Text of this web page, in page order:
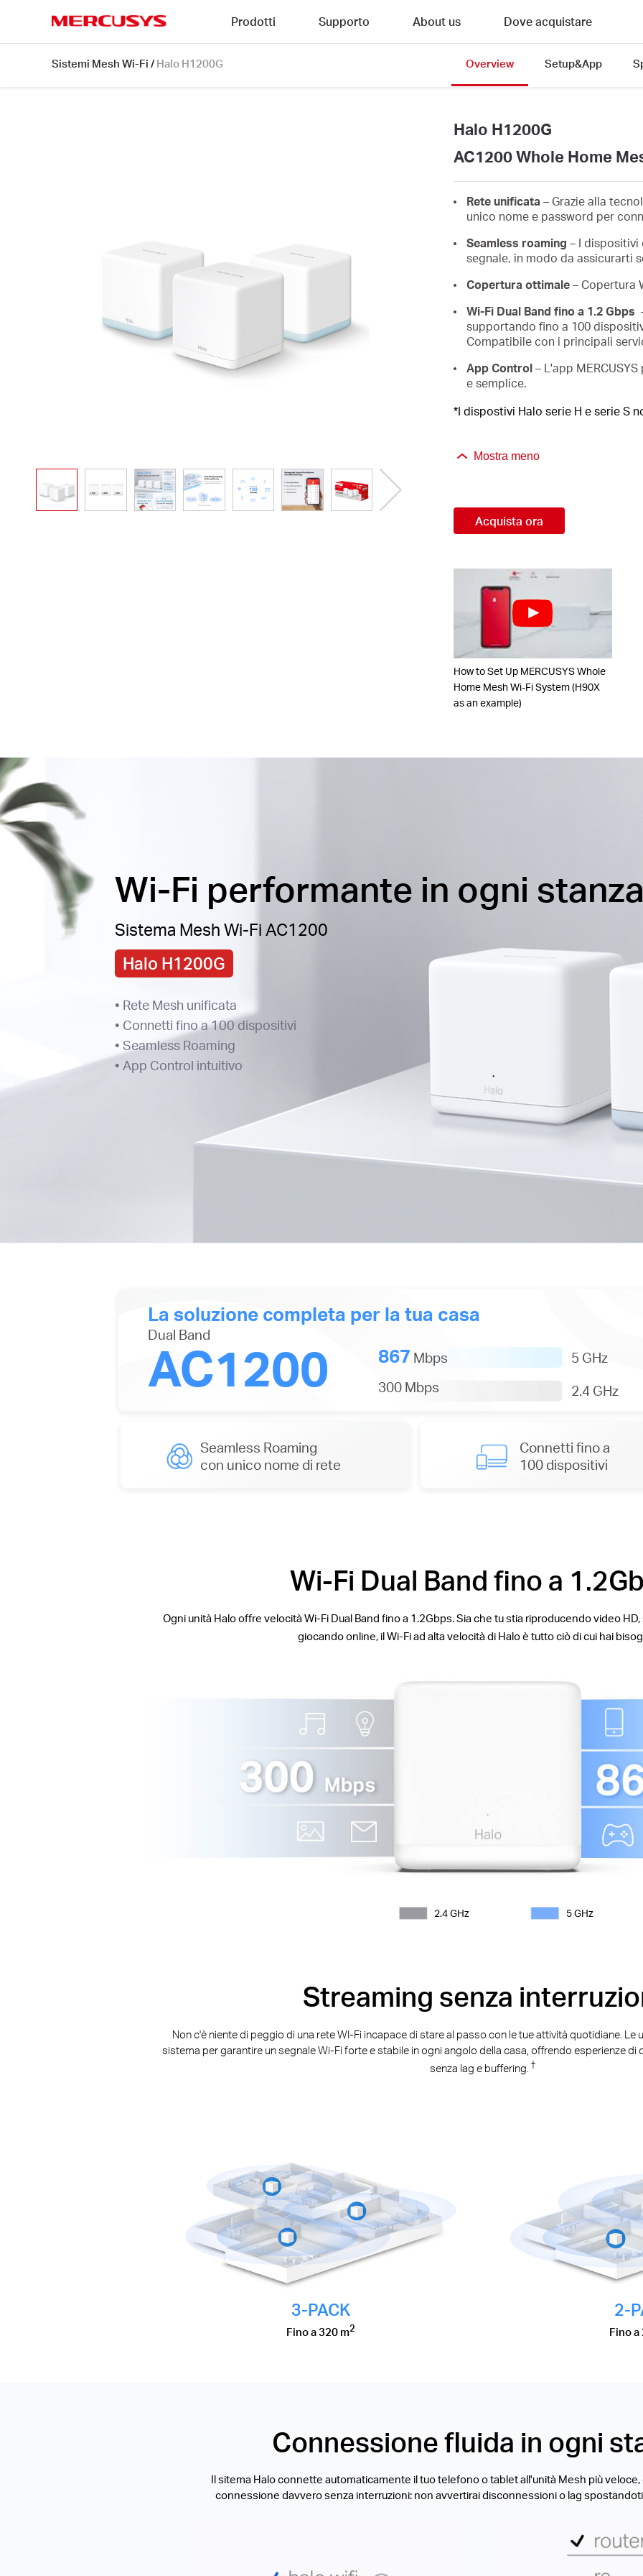
Prodotti Supporto About us Dove acquistare
Sistemi Mesh Wi-Fi / Halo H1200G Overview Setup&App
Halo H1200G
AC1200 Whole Home
Rete unificata – Grazie alla
unico nome e password per
Seamless roaming – I dispositivi
segnale, in modo da assicurarti
Copertura ottimale– Copertura
Wi-Fi Dual Band fino a 1.2 Gbps
supportando fino a 100
Compatibile con i principali
App Control– L'app
e semplice.
*I dispostivi Halo serie H e serie S
Mostra meno
Acquista ora
How to Set Up MERCUSYS Whole
Home Mesh Wi-Fi System (H90X
as an example)
Wi-Fi performante in ogni
Sistema Mesh Wi-Fi AC1200
Halo H1200G
• Rete Mesh unificata
• Connetti fino a 100 dispositivi
• Seamless Roaming
• App Control intuitivo
La soluzione completa per la tua casa
Dual Band
AC1200 867 Mbps
300 Mbps
5 GHz
2.4 GHz
Seamless Roaming
con unico nome di rete
Connetti fino a
100 dispositivi
Wi-Fi Dual Band fino a
Ogni unità Halo offre velocità Wi-Fi Dual Band fino a 1.2Gbps. Sia che tu stia riproducendo video
giocando online, il Wi-Fi ad alta velocità di Halo è tutto ciò di cui hai
2.4 GHz 5 GHz
Streaming senza
Non c'è niente di peggio di una rete WI-Fi incapace di stare al passo con le tue attività quotidiane. Le
sistema per garantire un segnale Wi-Fi forte e stabile in ogni angolo della casa, offrendo esperienze
senza lag e buffering. †
3-PACK
Fino a 320 m2
2-
Fino a
Connessione fluida in ogni
Il sitema Halo connette automaticamente il tuo telefono o tablet all'unità Mesh più
connessione davvero senza interruzioni: non avvertirai disconnessioni o lag spostandoti